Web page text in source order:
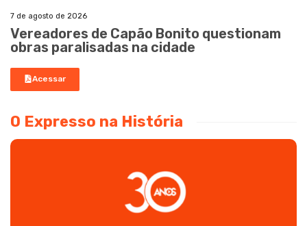
7 de agosto de 2026
Vereadores de Capão Bonito questionam
obras paralisadas na cidade
Acessar
O Expresso na História